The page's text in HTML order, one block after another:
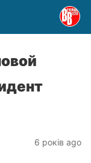
6 років ago